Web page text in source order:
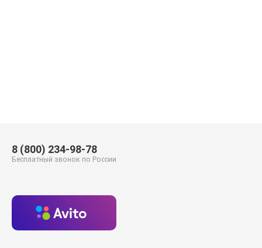
8 (800) 234-98-78
Бесплатный звонок по России